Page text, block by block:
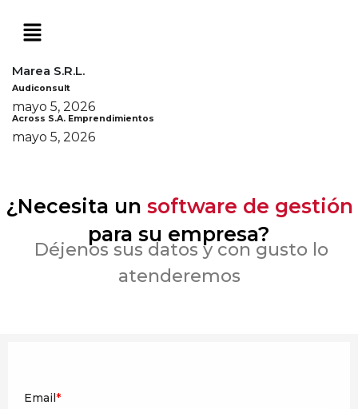
Marea S.R.L.
Audiconsult
mayo 5, 2026
Across S.A. Emprendimientos
mayo 5, 2026
¿Necesita un software de gestión
para su empresa?
Déjenos sus datos y con gusto lo
atenderemos